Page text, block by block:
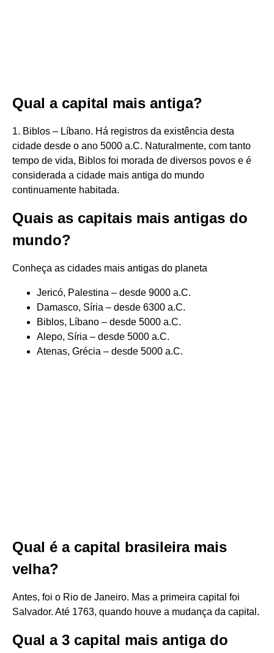
Qual a capital mais antiga?
1. Biblos – Líbano. Há registros da existência desta
cidade desde o ano 5000 a.C. Naturalmente, com tanto
tempo de vida, Biblos foi morada de diversos povos e é
considerada a cidade mais antiga do mundo
continuamente habitada.
Quais as capitais mais antigas do
mundo?
Conheça as cidades mais antigas do planeta
Jericó, Palestina – desde 9000 a.C.
Damasco, Síria – desde 6300 a.C.
Biblos, Líbano – desde 5000 a.C.
Alepo, Síria – desde 5000 a.C.
Atenas, Grécia – desde 5000 a.C.
Qual é a capital brasileira mais
velha?
Antes, foi o Rio de Janeiro. Mas a primeira capital foi
Salvador. Até 1763, quando houve a mudança da capital.
Qual a 3 capital mais antiga do